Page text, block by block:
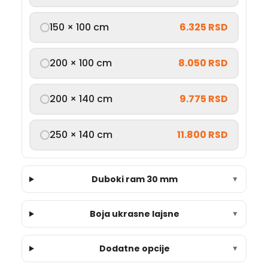
150 × 100 cm 6.325 RSD
200 × 100 cm 8.050 RSD
200 × 140 cm 9.775 RSD
250 × 140 cm 11.800 RSD
Duboki ram 30 mm ▼
Boja ukrasne lajsne ▼
Dodatne opcije ▼